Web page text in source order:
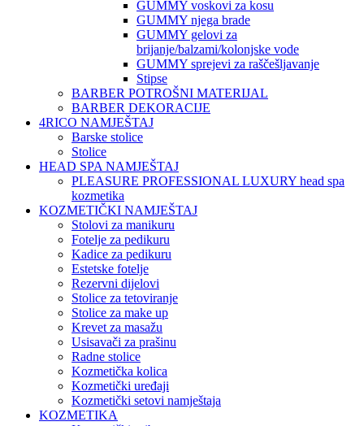
GUMMY voskovi za kosu
GUMMY njega brade
GUMMY gelovi za
brijanje/balzami/kolonjske vode
GUMMY sprejevi za raščešljavanje
Stipse
BARBER POTROŠNI MATERIJAL
BARBER DEKORACIJE
4RICO NAMJEŠTAJ
Barske stolice
Stolice
HEAD SPA NAMJEŠTAJ
PLEASURE PROFESSIONAL LUXURY head spa
kozmetika
KOZMETIČKI NAMJEŠTAJ
Stolovi za manikuru
Fotelje za pedikuru
Kadice za pedikuru
Estetske fotelje
Rezervni dijelovi
Stolice za tetoviranje
Stolice za make up
Krevet za masažu
Usisavači za prašinu
Radne stolice
Kozmetička kolica
Kozmetički uređaji
Kozmetički setovi namještaja
KOZMETIKA